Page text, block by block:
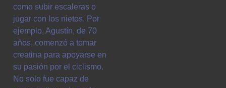
como subir escaleras o
jugar con los nietos. Por
ejemplo, Agustín, de 70
años, comenzó a tomar
creatina para apoyarse en
su pasión por el ciclismo.
No solo fue capaz de